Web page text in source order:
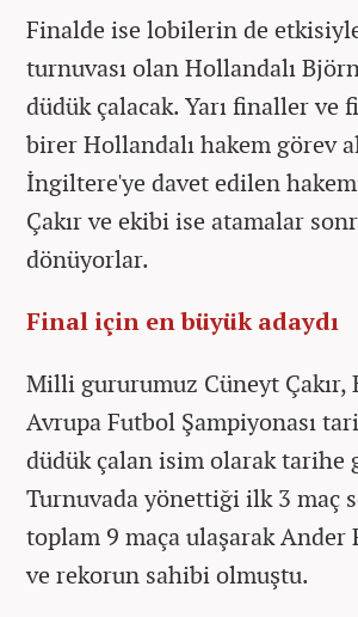
Finalde ise lobilerin de
turnuvası olan Hollandalı
düdük çalacak. Yarı finaller ve
birer Hollandalı hakem görev
İngiltere'ye davet edilen
Çakır ve ekibi ise atamalar
dönüyorlar.
Final için en büyük adaydı
Milli gururumuz Cüneyt Çakır,
Avrupa Futbol Şampiyonası
düdük çalan isim olarak tarihe
Turnuvada yönettiği ilk 3 maç
toplam 9 maça ulaşarak Ander
ve rekorun sahibi olmuştu.